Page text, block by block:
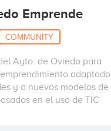
Emprende
COMMUNITY
Ayto. de Oviedo para
adaptado
y a nuevos modelos de
en el uso de TIC